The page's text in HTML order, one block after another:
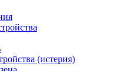
(истерия)